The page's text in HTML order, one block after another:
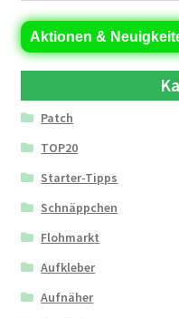
Aktionen &
Patch
TOP20
Starter-Tipps
Schnäppchen
Flohmarkt
Aufkleber
Aufnäher